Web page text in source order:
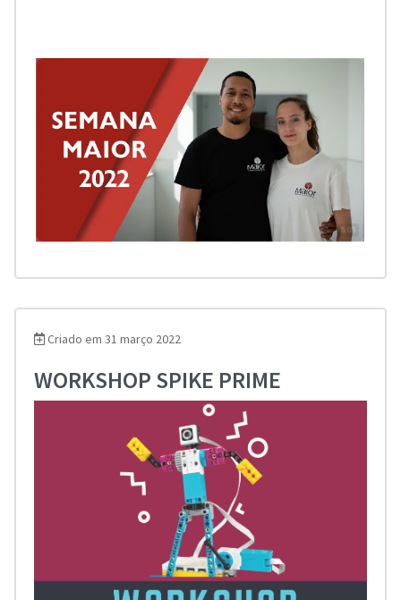
Criado em 31 março 2022
WORKSHOP SPIKE PRIME